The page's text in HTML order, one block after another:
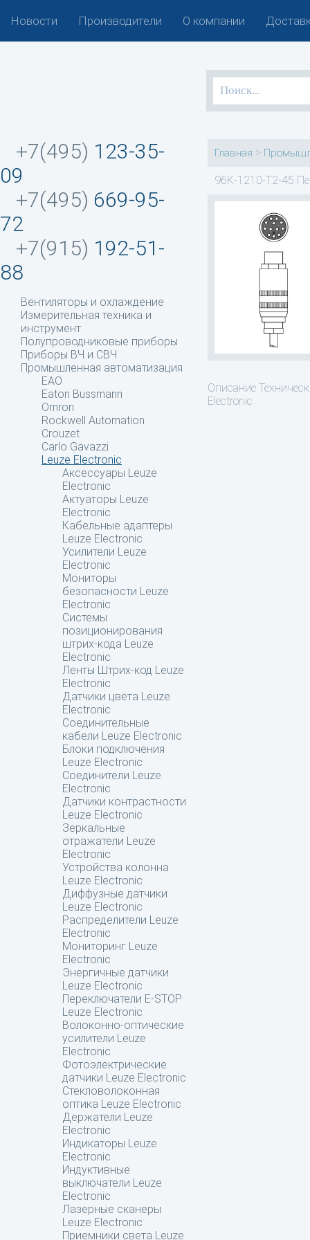
Новости Производители О компании
+7(495) 123-35-
09
+7(495) 669-95-
72
+7(915) 192-51-
88
Вентиляторы и охлаждение
Измерительная техника и
инструмент
Полупроводниковые приборы
Приборы ВЧ и СВЧ
Промышленная автоматизация
EAO
Eaton Bussmann
Omron
Rockwell Automation
Crouzet
Carlo Gavazzi
Leuze Electronic
Аксессуары Leuze
Electronic
Актуаторы Leuze
Electronic
Кабельные адаптеры
Leuze Electronic
Усилители Leuze
Electronic
Мониторы
безопасности Leuze
Electronic
Системы
позиционирования
штрих-кода Leuze
Electronic
Ленты Штрих-код Leuze
Electronic
Датчики цвета Leuze
Electronic
Соединительные
кабели Leuze Electronic
Блоки подключения
Leuze Electronic
Соединители Leuze
Electronic
Датчики контрастности
Leuze Electronic
Зеркальные
отражатели Leuze
Electronic
Устройства колонна
Leuze Electronic
Диффузные датчики
Leuze Electronic
Распределители Leuze
Electronic
Мониторинг Leuze
Electronic
Энергичные датчики
Leuze Electronic
Переключатели E-STOP
Leuze Electronic
Волоконно-оптические
усилители Leuze
Electronic
Фотоэлектрические
датчики Leuze Electronic
Стекловолоконная
оптика Leuze Electronic
Держатели Leuze
Electronic
Индикаторы Leuze
Electronic
Индуктивные
выключатели Leuze
Electronic
Лазерные сканеры
Leuze Electronic
Приемники света Leuze
Главная >
96K-1210-T2-45
Описание
Electronic